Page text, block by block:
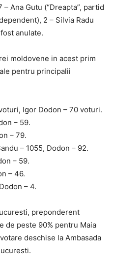
Ana Gutu (“Dreapta”, partid
2 – Silvia Radu
anulate.
moldovene in acest prim
pentru principalii
Igor Dodon – 70 voturi.
– 59.
– 79.
– 1055, Dodon – 92.
– 59.
– 46.
– 4.
preponderent
de peste 90% pentru Maia
deschise la Ambasada